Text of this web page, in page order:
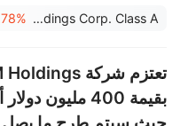
UWM Holdings Corp. Class A
بقيمة 400